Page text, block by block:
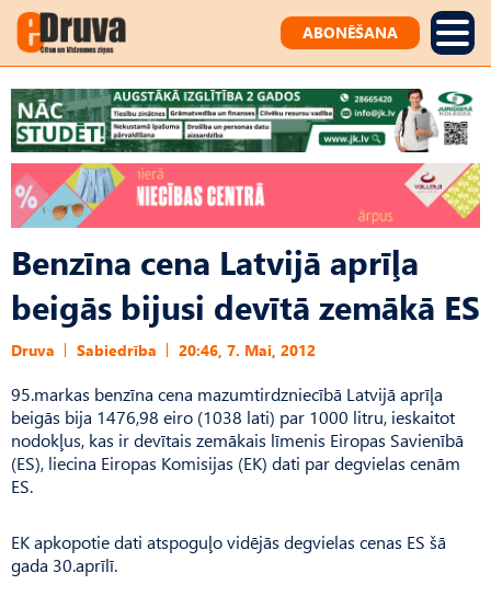
ABONĒŠANA
Benzīna cena Latvijā aprīļa
beigās bijusi devītā zemākā ES
Druva Sabiedrība 20:46, 7. Mai, 2012
95.markas benzīna cena mazumtirdzniecībā Latvijā aprīļa
beigās bija 1476,98 eiro (1038 lati) par 1000 litru, ieskaitot
nodokļus, kas ir devītais zemākais līmenis Eiropas Savienībā
(ES), liecina Eiropas Komisijas (EK) dati par degvielas cenām
ES.
EK apkopotie dati atspoguļo vidējās degvielas cenas ES šā
gada 30.aprīlī.